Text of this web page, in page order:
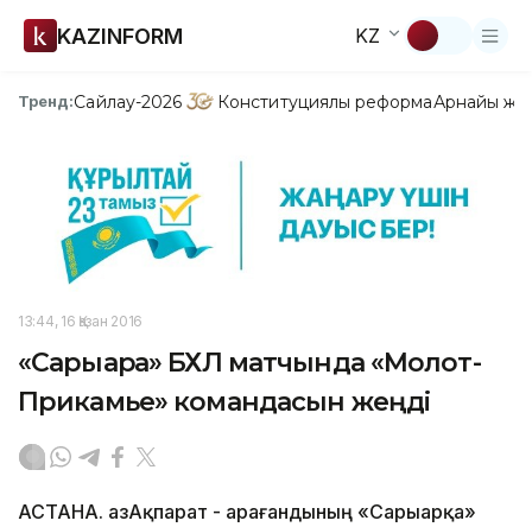
KAZINFORM KZ
Тренд:Сайлау-2026 Конституциялық реформаАрнайы
13:44, 16 Қазан 2016
«Сарыарқа» БХЛ матчында «Молот-
Прикамье» командасын жеңді
АСТАНА. ҚазАқпарат - Қарағандының «Сарыарқа»